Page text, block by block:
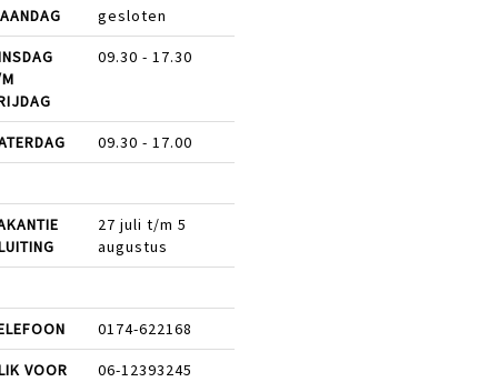
gesloten
09.30 - 17.30
09.30 - 17.00
27 juli t/m 5
augustus
0174-622168
VOOR
06-12393245